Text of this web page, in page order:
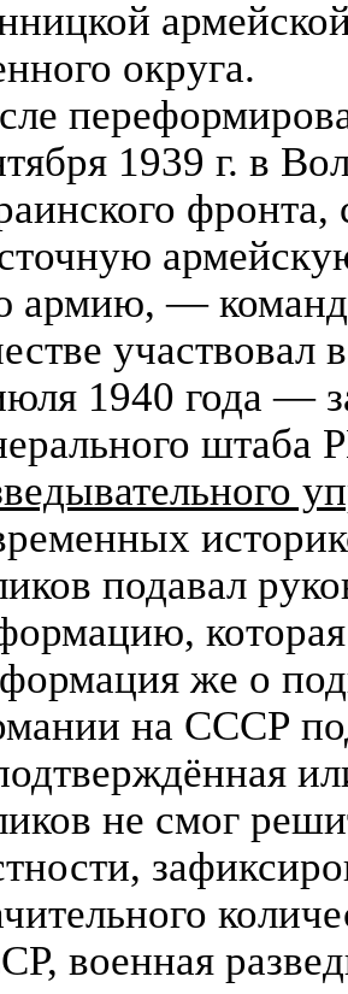
округа.
1939 г. в
фронта,
армию, —
участвовал
1940 года —
подавал
же о
на СССР
не смог
военная